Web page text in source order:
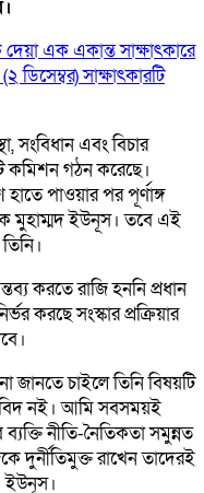
এক একান্ত সাক্ষাৎকারে
সাক্ষাৎকারটি
সংবিধান এবং বিচার
কমিশন গঠন করেছে।
পাওয়ার পর পূর্ণাঙ্গ
মুহাম্মদ ইউনূস। তবে এই
করতে রাজি হননি প্রধান
করছে সংস্কার প্রক্রিয়ার
জানতে চাইলে তিনি বিষয়টি
নই। আমি সবসময়ই
ব্যক্তি নীতি-নৈতিকতা সমুন্নত
দুর্নীতিমুক্ত রাখেন তাদেরই
ইউনূস।